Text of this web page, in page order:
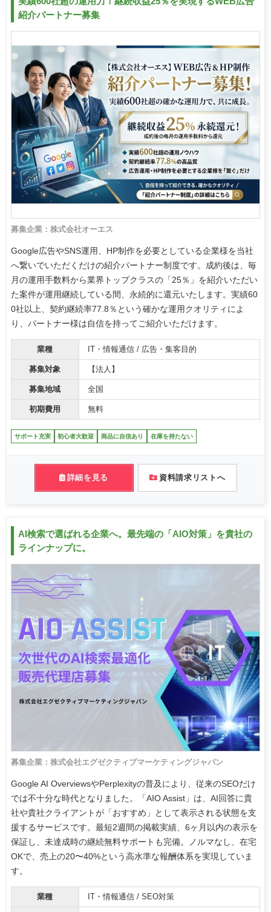
紹介パートナー募集
募集企業：株式会社オーエス
Google広告やSNS運用、HP制作を必要としている企業様を当社
へ繋いでいただくだけの紹介パートナー制度です。成約後は、毎
月の運用手数料から業界トップクラスの「25％」を紹介いただい
た案件が運用継続している間、永続的に還元いたします。実績60
0社以上、契約継続率77.8％という確かな運用クオリティによ
り、パートナー様は自信を持ってご紹介いただけます。
業種 IT・情報通信 / 広告・集客目的
募集対象 【法人】
募集地域 全国
初期費用 無料
サポート充実 初心者大歓迎 商品に自信あり 在庫を持たない
詳細を見る 資料請求リストへ
AI検索で選ばれる企業へ。最先端の「AIO対策」を貴社の
ラインナップに。
募集企業：株式会社エグゼクティブマーケティングジャパン
Google AI OverviewsやPerplexityの普及により、従来のSEOだけ
では不十分な時代となりました。「AIO Assist」は、AI回答に貴
社や貴社クライアントが「おすすめ」として表示される状態を支
援するサービスです。最短2週間の掲載実績、6ヶ月以内の表示を
保証し、未達成時の継続無料サポートも完備。ノルマなし、在宅
OKで、売上の20〜40%という高水準な報酬体系を実現していま
す。
業種 IT・情報通信 / SEO対策